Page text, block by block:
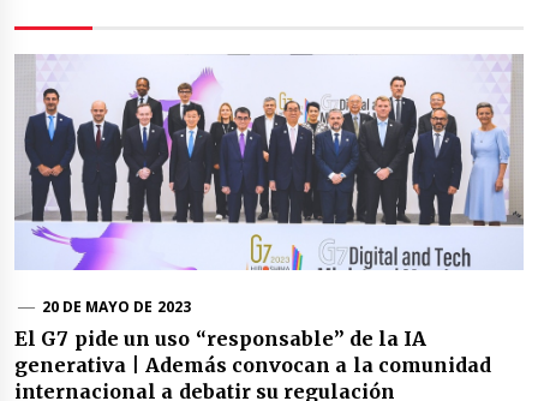
20 DE MAYO DE 2023
El G7 pide un uso “responsable” de la IA
generativa | Además convocan a la comunidad
internacional a debatir su regulación